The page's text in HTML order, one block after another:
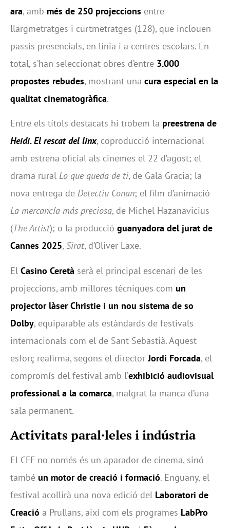
ara, amb més de 250 projeccions entre
llargmetratges i curtmetratges (128), que inclouen
passis presencials, en línia i a centres escolars. En
total, s’han seleccionat obres d’entre 3.000
propostes rebudes, mostrant una cura especial en la
qualitat cinematogràfica.
Entre els títols destacats hi trobem la preestrena de
Heidi. El rescat del linx, coproducció internacional
amb estrena oficial als cinemes el 22 d’agost; el
drama rural Lo que queda de ti, de Gala Gracia; la
nova entrega de Detectiu Conan; el film d’animació
La mercancía más preciosa, de Michel Hazanavicius
(The Artist); o la producció guanyadora del jurat de
Cannes 2025, Sirat, d’Oliver Laxe.
El Casino Ceretà serà el principal escenari de les
projeccions, amb millores tècniques com un
projector làser Christie i un nou sistema de so
Dolby, equiparable als estàndards de festivals
internacionals com el de Sant Sebastià. Aquest
esforç reafirma, segons el directorJordi Forcada, el
compromís del festival amb l’exhibició audiovisual
professional a la comarca, malgrat la manca d’una
sala permanent.
Activitats paral·leles i indústria
El CFF no només és un aparador de cinema, sinó
també un motor de creació i formació. Enguany, el
festival acollirà una nova edició del Laboratori de
Creació a Prullans, així com els programes LabPro